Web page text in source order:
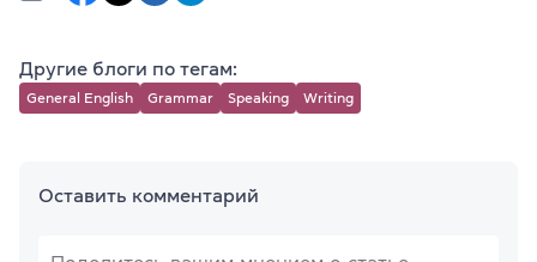
Другие блоги по тегам:
General English Grammar Speaking Writing
Оставить комментарий